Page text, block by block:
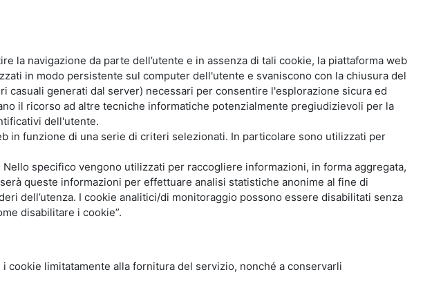
navigazione da parte dell’utente e in assenza di tali cookie, la piattaforma web
in modo persistente sul computer dell'utente e svaniscono con la chiusura del
generati dal server) necessari per consentire l'esplorazione sicura ed
il ricorso ad altre tecniche informatiche potenzialmente pregiudizievoli per la
dell'utente.
in funzione di una serie di criteri selezionati. In particolare sono utilizzati per
specifico vengono utilizzati per raccogliere informazioni, in forma aggregata,
queste informazioni per effettuare analisi statistiche anonime al fine di
dell’utenza. I cookie analitici/di monitoraggio possono essere disabilitati senza
disabilitare i cookie”.
limitatamente alla fornitura del servizio, nonché a conservarli